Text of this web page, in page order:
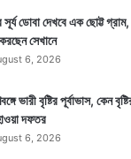
তেলের
করে ২ টাকা করে
কিন্তু তাঁরা তা
সূর্য ডোবা দেখবে এক ছোট্ট
সেখানে
6, 2026
ভারী বৃষ্টির পূর্বাভাস, কেন
দফতর
6, 2026